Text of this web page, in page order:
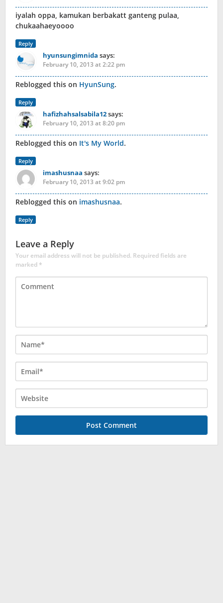
iyalah oppa, kamukan berbakatt ganteng pulaa,
chukaahaeyoooo
Reply
hyunsungimnida says:
February 10, 2013 at 2:22 pm
Reblogged this on HyunSung.
Reply
hafizhahsalsabila12says:
February 10, 2013 at 8:20 pm
Reblogged this on It's My World.
Reply
imashusnaa says:
February 10, 2013 at 9:02 pm
Reblogged this on imashusnaa.
Reply
Leave a Reply
Your email address will not be published. Required fields are
marked*